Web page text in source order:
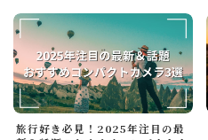
暮らし
暮らしのこと
趣味・エンタメ
旅行好き必見！2025年注目の最